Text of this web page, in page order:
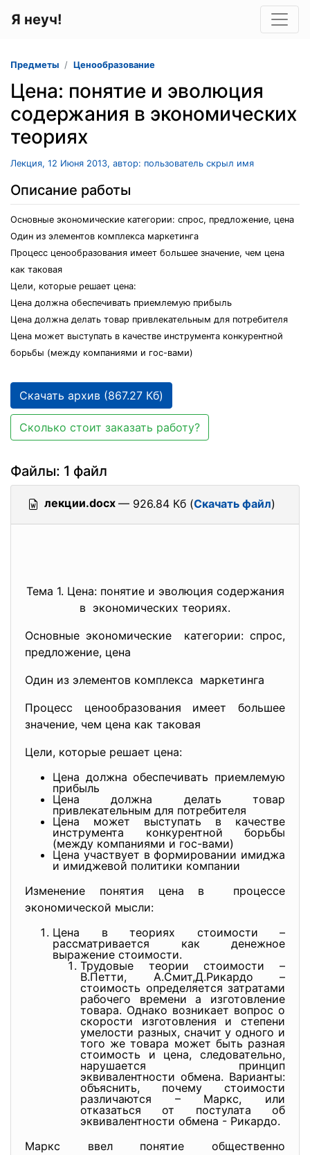
Я неуч!
Предметы Ценообразование
Цена: понятие и эволюция
содержания в экономических
теориях
Лекция, 12 Июня 2013, автор: пользователь скрыл имя
Описание работы
Основные экономические категории: спрос, предложение, цена
Один из элементов комплекса маркетинга
Процесс ценообразования имеет большее значение, чем цена
как таковая
Цели, которые решает цена:
Цена должна обеспечивать приемлемую прибыль
Цена должна делать товар привлекательным для потребителя
Цена может выступать в качестве инструмента конкурентной
борьбы (между компаниями и гос-вами)
Скачать архив (867.27 Кб)
Сколько стоит заказать работу?
Файлы: 1 файл
лекции.docx — 926.84 Кб (Скачать файл)
Тема 1. Цена: понятие и эволюция содержания
в экономических теориях.
Основные экономические категории: спрос,
предложение, цена
Один из элементов комплекса маркетинга
Процесс ценообразования имеет большее
значение, чем цена как таковая
Цели, которые решает цена:
Цена должна обеспечивать приемлемую
прибыль
Цена должна делать товар
привлекательным для потребителя
Цена может выступать в качестве
инструмента конкурентной борьбы
(между компаниями и гос-вами)
Цена участвует в формировании имиджа
и имиджевой политики компании
Изменение понятия цена в процессе
экономической мысли:
Цена в теориях стоимости –
рассматривается как денежное
выражение стоимости.
Трудовые теории стоимости –
В.Петти, А.Смит,Д.Рикардо –
стоимость определяется затратами
рабочего времени а изготовление
товара. Однако возникает вопрос о
скорости изготовления и степени
умелости разных, сначит у одного и
того же товара может быть разная
стоимость и цена, следовательно,
нарушается принцип
эквивалентности обмена. Варианты:
объяснить, почему стоимости
различаются – Маркс, или
отказаться от постулата об
эквивалентности обмена - Рикардо.
Маркс ввел понятие общественно